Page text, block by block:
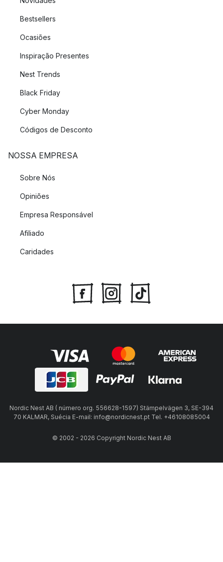
Bestsellers
Ocasiões
Inspiração Presentes
Nest Trends
Black Friday
Cyber Monday
Códigos de Desconto
NOSSA EMPRESA
Sobre Nós
Opiniões
Empresa Responsável
Afiliado
Caridades
Nordic Nest AB ( número org. 556628-1597) Stämpelvägen 3, SE-394
70 KALMAR, Suécia E-mail: info@nordicnest.pt Tel. +46108085004
© 2002 - 2026 Copyright Nordic Nest AB